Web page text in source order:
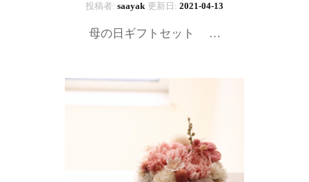
投稿者: saayak 更新日: 2021-04-13
母の日ギフトセット …